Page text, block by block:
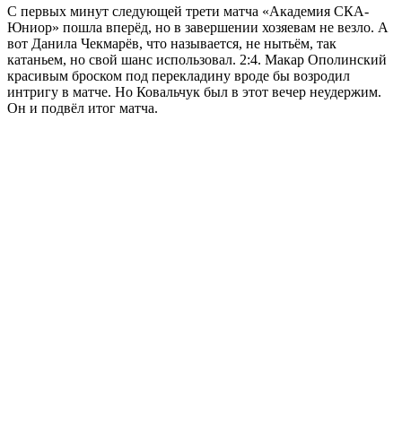
С первых минут следующей трети матча «Академия СКА-
Юниор» пошла вперёд, но в завершении хозяевам не везло. А
вот Данила Чекмарёв, что называется, не нытьём, так
катаньем, но свой шанс использовал. 2:4. Макар Ополинский
красивым броском под перекладину вроде бы возродил
интригу в матче. Но Ковальчук был в этот вечер неудержим.
Он и подвёл итог матча.